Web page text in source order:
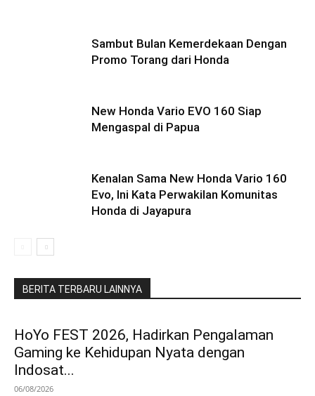
Sambut Bulan Kemerdekaan Dengan
Promo Torang dari Honda
New Honda Vario EVO 160 Siap
Mengaspal di Papua
Kenalan Sama New Honda Vario 160
Evo, Ini Kata Perwakilan Komunitas
Honda di Jayapura
BERITA TERBARU LAINNYA
HoYo FEST 2026, Hadirkan Pengalaman
Gaming ke Kehidupan Nyata dengan
Indosat...
06/08/2026